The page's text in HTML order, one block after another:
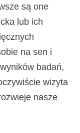
są one
lub ich
na sen i
badań,
wizyta
nasze